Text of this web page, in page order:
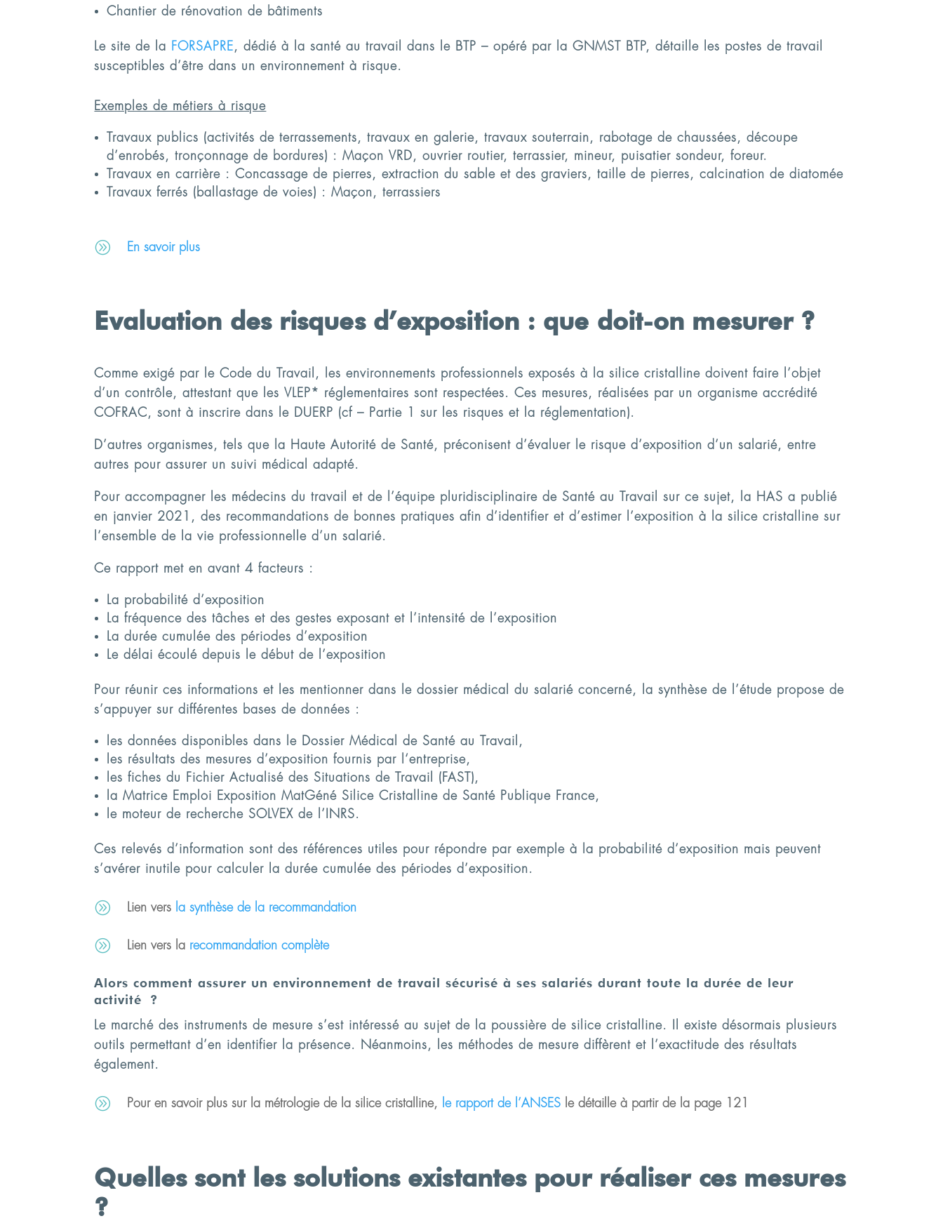
Chantier de rénovation de bâtiments
Le site de la FORSAPRE , dédié à la santé au travail dans le BTP – opéré par la GNMST BTP, détaille les postes de travail
susceptibles d’être dans un environnement à risque.
Exemples de métiers à risque
Travaux publics (activités de terrassements, travaux en galerie, travaux souterrain, rabotage de chaussées, découpe
d’enrobés, tronçonnage de bordures) : Maçon VRD, ouvrier routier, terrassier, mineur, puisatier sondeur, foreur.
Travaux en carrière :Concassage de pierres, extraction du sable et des graviers, taille de pierres, calcination de diatomée
Travaux ferrés (ballastage de voies) : Maçon, terrassiers
A En savoir plus
Evaluation des risques d’exposition : que doit-on mesurer ?
Comme exigé par le Code du Travail, les environnements professionnels exposés à la silice cristalline doivent faire l’objet
d’un contrôle, attestant que les VLEP* réglementaires sont respectées. Ces mesures, réalisées par un organisme accrédité
COFRAC, sont à inscrire dans le DUERP (cf – Partie 1 sur les risques et la réglementation).
D’autres organismes, tels que la Haute Autorité de Santé, préconisent d’évaluer le risque d’exposition d’un salarié, entre
autres pour assurer un suivi médical adapté.
Pour accompagner les médecins du travail et de l’équipe pluridisciplinaire de Santé au Travail sur ce sujet, la HAS a publié
en janvier 2021, des recommandations de bonnes pratiques afin d’identifier et d’estimer l’exposition à la silice cristalline sur
l’ensemble de la vie professionnelle d’un salarié.
Ce rapport met en avant 4 facteurs :
La probabilité d’exposition
La fréquence des tâches et des gestes exposant et l’intensité de l’exposition
La durée cumulée des périodes d’exposition
Le délai écoulé depuis le début de l’exposition
Pour réunir ces informations et les mentionner dans le dossier médical du salarié concerné, la synthèse de l’étude propose de
s’appuyer sur différentes bases de données :
les données disponibles dans le Dossier Médical de Santé au Travail,
les résultats des mesures d’exposition fournis par l‘entreprise,
les fiches du Fichier Actualisé des Situations de Travail (FAST),
la Matrice Emploi Exposition MatGéné Silice Cristalline de Santé Publique France,
le moteur de recherche SOLVEX de l’INRS.
Ces relevés d’information sont des références utiles pour répondre par exemple à la probabilité d’exposition mais peuvent
s’avérer inutile pour calculer la durée cumulée des périodes d’exposition.
A Lien vers la synthèse de la recommandation
A Lien vers la recommandation complète
Alors comment assurer un environnement de travail sécurisé à ses salariés durant toute la durée de leur
activité ?
Le marché des instruments de mesure s’est intéressé au sujet de la poussière de silice cristalline. Il existe désormais plusieurs
outils permettant d’en identifier la présence. Néanmoins, les méthodes de mesure diffèrent et l’exactitude des résultats
également.
A Pour en savoir plus sur la métrologie de la silice cristalline, le rapport de l’ANSES le détaille à partir de la page 121
Quelles sont les solutions existantes pour réaliser ces mesures
?